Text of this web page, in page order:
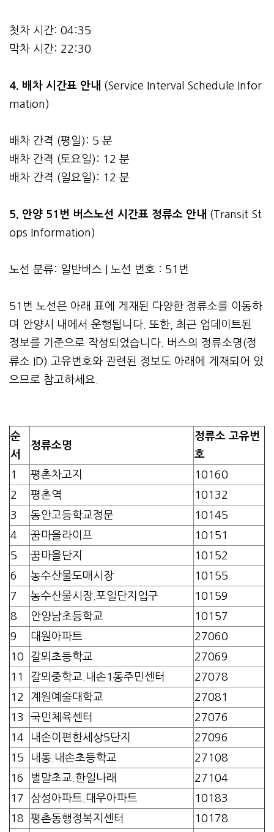
첫차 시간: 04:35
막차 시간: 22:30
4. 배차 시간표 안내 (Service Interval Schedule Infor
mation)
배차 간격 (평일): 5 분
배차 간격 (토요일): 12 분
배차 간격 (일요일): 12 분
5. 안양 51번 버스노선 시간표 정류소 안내 (Transit St
ops Information)
노선 분류: 일반버스 | 노선 번호 : 51번
51번 노선은 아래 표에 게재된 다양한 정류소를 이동하
며 안양시 내에서 운행됩니다. 또한, 최근 업데이트된
정보를 기준으로 작성되었습니다. 버스의 정류소명(정
류소 ID) 고유번호와 관련된 정보도 아래에 게재되어 있
으므로 참고하세요.
순
서
정류소명
정류소 고유번
호
1
평촌차고지
10160
2
평촌역
10132
3
동안고등학교정문
10145
4
꿈마을라이프
10151
5
꿈마을단지
10152
6
농수산물도매시장
10155
7
농수산물시장.포일단지입구
10159
8
안양남초등학교
10157
9
대원아파트
27060
10
갈뫼초등학교
27069
11
갈뫼중학교.내손1동주민센터
27078
12
계원예술대학교
27081
13
국민체육센터
27076
14
내손이편한세상5단지
27096
15
내동.내손초등학교
27108
16
벌말초교.한일나래
27104
17
삼성아파트.대우아파트
10183
18
평촌동행정복지센터 10178